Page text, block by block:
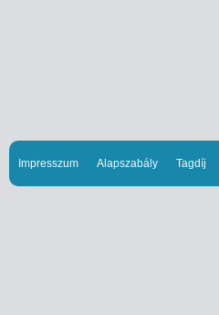
Impresszum Alapszabály Tagdíj